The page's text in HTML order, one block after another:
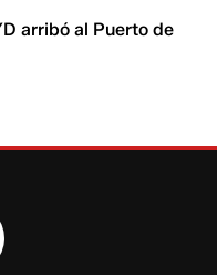
arribó al Puerto de